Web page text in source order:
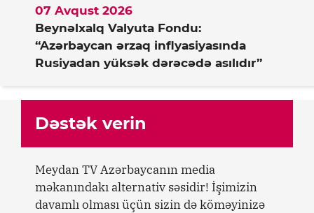
Beynəlxalq Valyuta Fondu:
“Azərbaycan ərzaq inflyasiyasında
Rusiyadan yüksək dərəcədə asılıdır”
07 Avqust 2026
Dəstək verin
Meydan TV Azərbaycanın media
məkanındakı alternativ səsidir! İşimizin
davamlı olması üçün sizin də köməyinizə